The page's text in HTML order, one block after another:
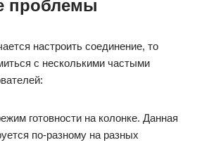
проблемы
настроить соединение, то
с несколькими частыми
готовности на колонке. Данная
по-разному на разных